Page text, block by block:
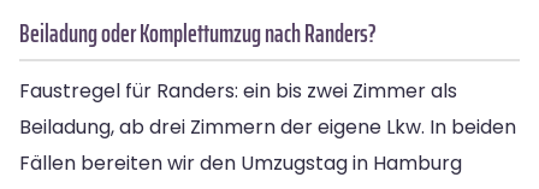
Beiladung oder Komplettumzug nach Randers?
Faustregel für Randers: ein bis zwei Zimmer als
Beiladung, ab drei Zimmern der eigene Lkw. In beiden
Fällen bereiten wir den Umzugstag in Hamburg